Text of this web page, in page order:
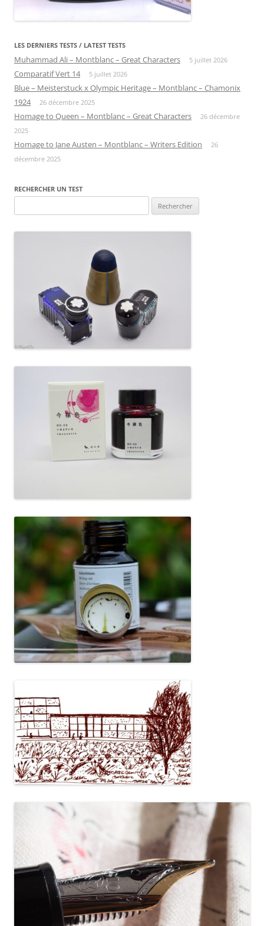
LES DERNIERS TESTS / LATEST TESTS
Muhammad Ali – Montblanc – Great Characters 5 juillet 2026
Comparatif Vert 14 5 juillet 2026
Blue – Meisterstuck x Olympic Heritage – Montblanc – Chamonix
1924
26 décembre 2025
Homage to Queen – Montblanc – Great Characters
26 décembre
2025
Homage to Jane Austen – Montblanc – Writers Edition
26
décembre 2025
RECHERCHER UN TEST